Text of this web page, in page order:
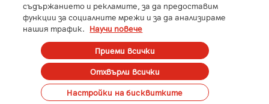
Сметка Контакти Общи условия
Управление на лични данни
Карти на покритие
Профилактики и аварии
A1 Austria - A1 Croatia - A1 Serbia - A1 Belarus
A1 Bulgaria - A1 Macedonia -
Member of A1 Group
Copyright © 2023 A1 Bulgaria. Protected by reCAPTCHA
съдържанието и рекламите, за да предоставим
функции за социалните мрежи и за да анализираме
нашия трафик. Научи повече
Настройки на бисквитките
Отхвърли всички
Приеми всички